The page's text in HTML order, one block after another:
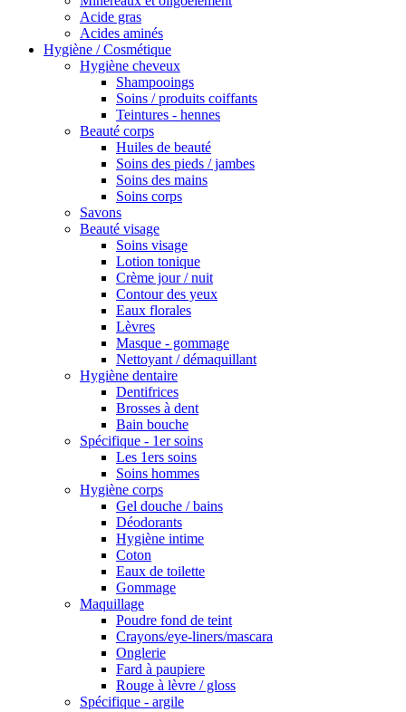
Acide gras
Acides aminés
Hygiène / Cosmétique
Hygiène cheveux
Shampooings
Soins / produits coiffants
Teintures - hennes
Beauté corps
Huiles de beauté
Soins des pieds / jambes
Soins des mains
Soins corps
Savons
Beauté visage
Soins visage
Lotion tonique
Crème jour / nuit
Contour des yeux
Eaux florales
Lèvres
Masque - gommage
Nettoyant / démaquillant
Hygiène dentaire
Dentifrices
Brosses à dent
Bain bouche
Spécifique - 1er soins
Les 1ers soins
Soins hommes
Hygiène corps
Gel douche / bains
Déodorants
Hygiène intime
Coton
Eaux de toilette
Gommage
Maquillage
Poudre fond de teint
Crayons/eye-liners/mascara
Onglerie
Fard à paupiere
Rouge à lèvre / gloss
Spécifique - argile